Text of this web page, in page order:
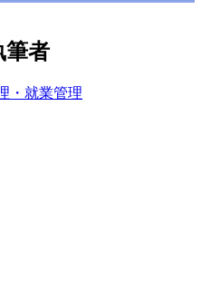
筆者
・就業管理